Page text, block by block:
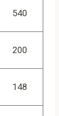
540
200
148